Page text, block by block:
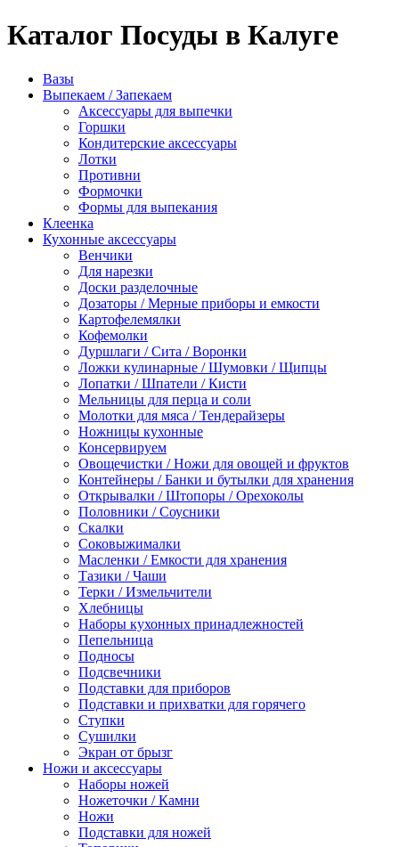
Каталог Посуды в Калуге
Вазы
Выпекаем / Запекаем
Аксессуары для выпечки
Горшки
Кондитерские аксессуары
Лотки
Противни
Формочки
Формы для выпекания
Клеенка
Кухонные аксессуары
Венчики
Для нарезки
Доски разделочные
Дозаторы / Мерные приборы и емкости
Картофелемялки
Кофемолки
Дуршлаги / Сита / Воронки
Ложки кулинарные / Шумовки / Щипцы
Лопатки / Шпатели / Кисти
Мельницы для перца и соли
Молотки для мяса / Тендерайзеры
Ножницы кухонные
Консервируем
Овощечистки / Ножи для овощей и фруктов
Контейнеры / Банки и бутылки для хранения
Открывалки / Штопоры / Орехоколы
Половники / Соусники
Скалки
Соковыжималки
Масленки / Емкости для хранения
Тазики / Чаши
Терки / Измельчители
Хлебницы
Наборы кухонных принадлежностей
Пепельница
Подносы
Подсвечники
Подставки для приборов
Подставки и прихватки для горячего
Ступки
Сушилки
Экран от брызг
Ножи и аксессуары
Наборы ножей
Ножеточки / Камни
Ножи
Подставки для ножей